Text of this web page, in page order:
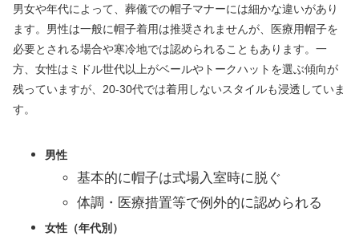
男女や年代によって、葬儀での帽子マナーには細かな違いがあり
ます。男性は一般に帽子着用は推奨されませんが、医療用帽子を
必要とされる場合や寒冷地では認められることもあります。一
方、女性はミドル世代以上がベールやトークハットを選ぶ傾向が
残っていますが、20-30代では着用しないスタイルも浸透していま
す。
男性
基本的に帽子は式場入室時に脱ぐ
体調・医療措置等で例外的に認められる
女性（年代別）